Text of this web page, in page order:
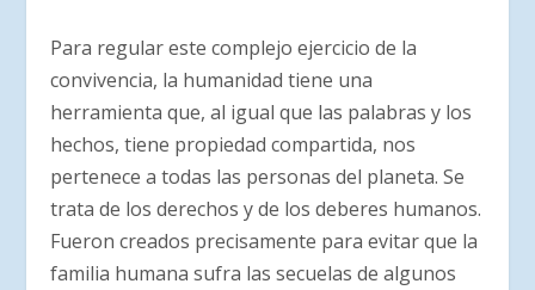
Para regular este complejo ejercicio de la
convivencia, la humanidad tiene una
herramienta que, al igual que las palabras y los
hechos, tiene propiedad compartida, nos
pertenece a todas las personas del planeta. Se
trata de los derechos y de los deberes humanos.
Fueron creados precisamente para evitar que la
familia humana sufra las secuelas de algunos